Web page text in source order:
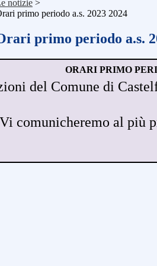
notizie >
primo periodo a.s. 2023 2024
primo periodo a.s.
ORARI PRIMO
del Comune di
Vi comunicheremo al più